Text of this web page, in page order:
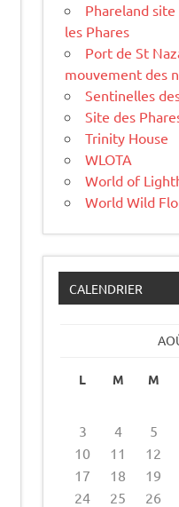
Phareland
les Phares
Port de St
mouvement des
Sentinelles
Site des
Trinity House
WLOTA
World of
World Wild
CALENDRIER
L M M
3
4 5
10 11 12
17
18 19
24
25 26